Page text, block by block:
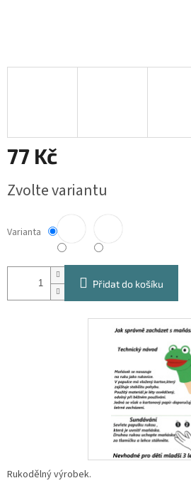
77 Kč
cena:
Zvolte variantu
Varianta
Přidat do košíku
Rukodělný výrobek.